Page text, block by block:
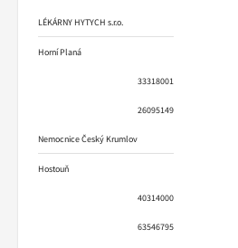
LÉKÁRNY HYTYCH s.r.o.
Horní Planá
33318001
26095149
Nemocnice Český Krumlov
Hostouň
40314000
63546795